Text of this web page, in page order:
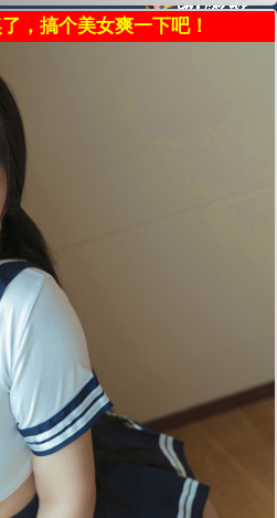
，搞个美女爽一下吧！